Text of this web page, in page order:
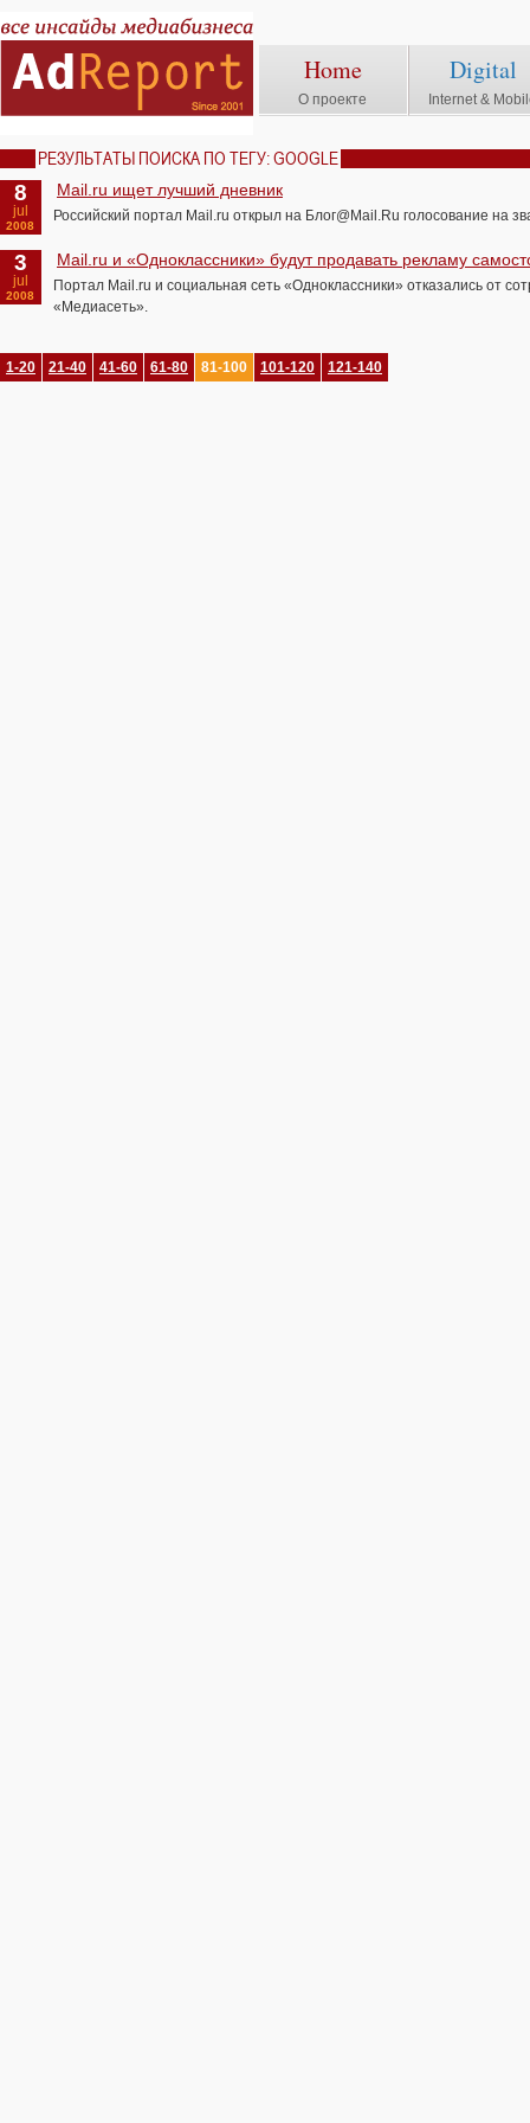
Home
О проекте
Digital
Internet &
РЕЗУЛЬТАТЫ ПОИСКА ПО ТЕГУ: GOOGLE
8
jul
2008
Mail.ru ищет лучший дневник
Российский портал Mail.ru открыл на Блог@Mail.Ru голосование на
3
jul
2008
Mail.ru и «Одноклассники» будут продавать рекламу
Портал Mail.ru и социальная сеть «Одноклассники» отказались от
«Медиасеть».
1-20 21-40 41-60 61-80 81-100 101-120 121-140